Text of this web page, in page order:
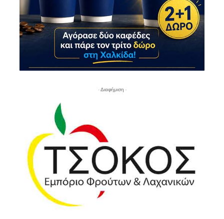
- Διαφήμιση -